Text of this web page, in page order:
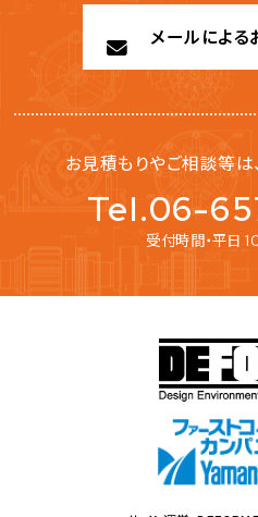
メールによ
お見積もりやご相談等は
Tel.06-
受付時間・平日